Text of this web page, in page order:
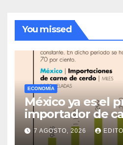
You missed
ECONOMÍA
México ya es el
importador de
cerdo en el
7 AGOSTO, 2026